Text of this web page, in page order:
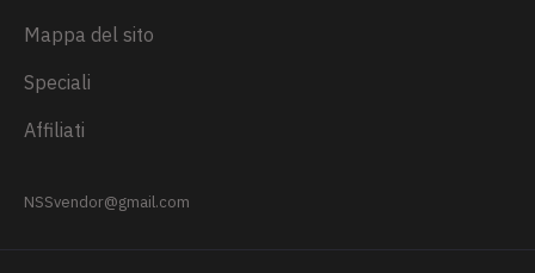
Mappa del sito
Speciali
Affiliati
NSSvendor@gmail.com